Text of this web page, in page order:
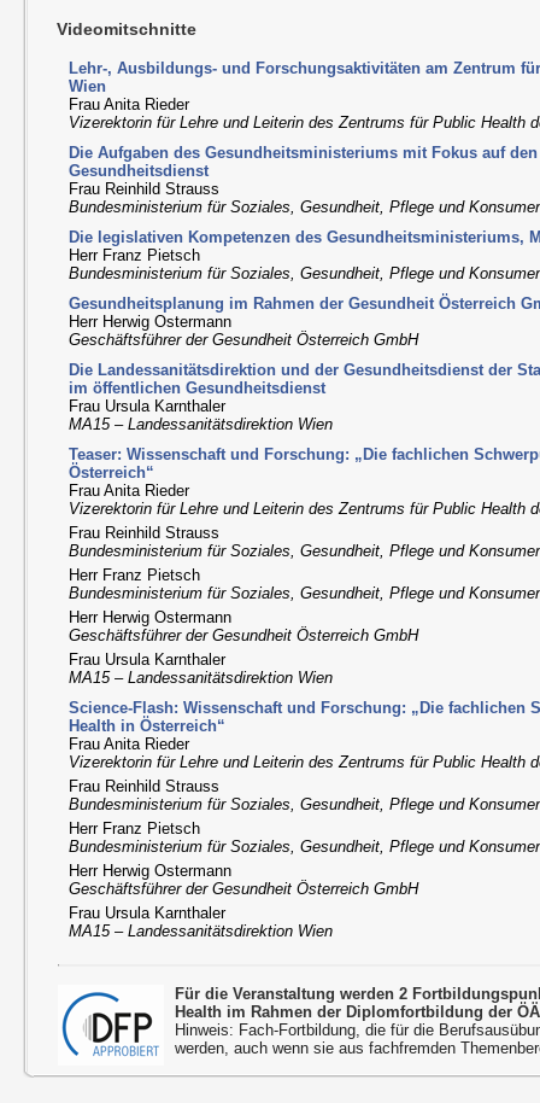
Videomitschnitte
Lehr-, Ausbildungs- und Forschungsaktivitäten am Zentrum
Wien
Frau Anita Rieder
Vizerektorin für Lehre und Leiterin des Zentrums für Public Health
Die Aufgaben des Gesundheitsministeriums mit Fokus auf
Gesundheitsdienst
Frau Reinhild Strauss
Bundesministerium für Soziales, Gesundheit, Pflege und
Die legislativen Kompetenzen des Gesundheitsministeriums,
Herr Franz Pietsch
Bundesministerium für Soziales, Gesundheit, Pflege und
Gesundheitsplanung im Rahmen der Gesundheit Österreich
Herr Herwig Ostermann
Geschäftsführer der Gesundheit Österreich GmbH
Die Landessanitätsdirektion und der Gesundheitsdienst der
im öffentlichen Gesundheitsdienst
Frau Ursula Karnthaler
MA15 – Landessanitätsdirektion Wien
Teaser: Wissenschaft und Forschung: „Die fachlichen
Österreich“
Frau Anita Rieder
Vizerektorin für Lehre und Leiterin des Zentrums für Public Health
Frau Reinhild Strauss
Bundesministerium für Soziales, Gesundheit, Pflege und
Herr Franz Pietsch
Bundesministerium für Soziales, Gesundheit, Pflege und
Herr Herwig Ostermann
Geschäftsführer der Gesundheit Österreich GmbH
Frau Ursula Karnthaler
MA15 – Landessanitätsdirektion Wien
Science-Flash: Wissenschaft und Forschung: „Die fachlichen
Health in Österreich“
Frau Anita Rieder
Vizerektorin für Lehre und Leiterin des Zentrums für Public Health
Frau Reinhild Strauss
Bundesministerium für Soziales, Gesundheit, Pflege und
Herr Franz Pietsch
Bundesministerium für Soziales, Gesundheit, Pflege und
Herr Herwig Ostermann
Geschäftsführer der Gesundheit Österreich GmbH
Frau Ursula Karnthaler
MA15 – Landessanitätsdirektion Wien
Für die Veranstaltung werden 2
Health im Rahmen der Diplomfortbildung der
Hinweis: Fach-Fortbildung, die für die
werden, auch wenn sie aus fachfremden